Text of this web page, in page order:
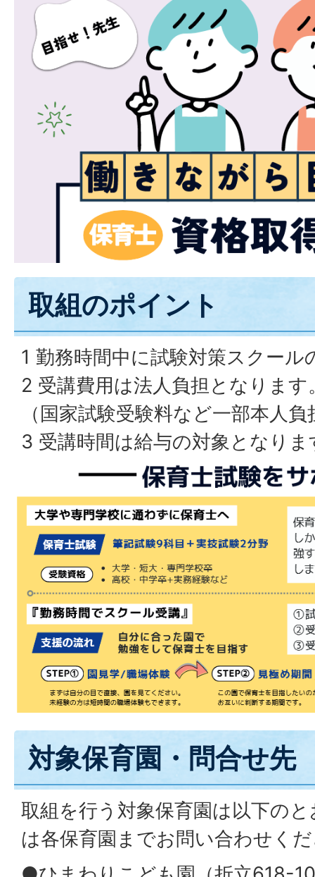
取組のポイント
1 勤務時間中に試験対策スクール
2 受講費用は法人負担となります
（国家試験受験料など一部本人負
3 受講時間は給与の対象となりま
対象保育園・問合せ先
取組を行う対象保育園は以下の
は各保育園までお問い合わせく